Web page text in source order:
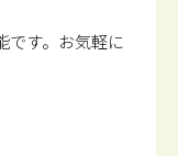
す。 お気軽に